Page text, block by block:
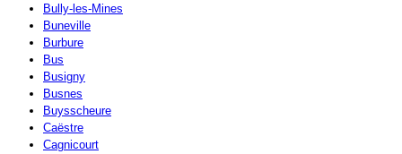
Bully-les-Mines
Buneville
Burbure
Bus
Busigny
Busnes
Buysscheure
Caëstre
Cagnicourt